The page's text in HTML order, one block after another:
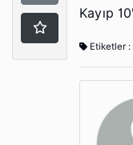
Kayıp
Etiketler :